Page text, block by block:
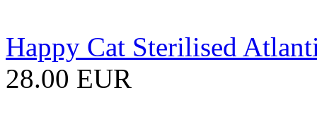
Happy Cat Sterilised
28.00 EUR